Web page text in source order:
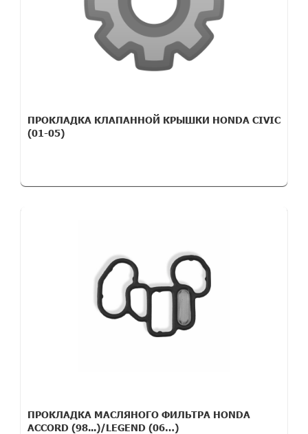
ПРОКЛАДКА КЛАПАННОЙ КРЫШКИ HONDA CIVIC
(01-05)
ПРОКЛАДКА МАСЛЯНОГО ФИЛЬТРА HONDA
ACCORD (98...)/LEGEND (06…)